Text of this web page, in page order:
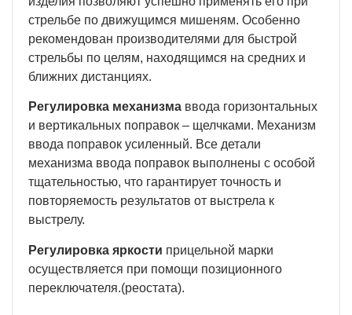
стрельбе по движущимся мишеням. Особенно
рекомендован производителями для быстрой
стрельбы по целям, находящимся на средних и
ближних дистанциях.
Регулировка механизма ввода горизонтальных
и вертикальных поправок – щелчками. Механизм
ввода поправок усиленный. Все детали
механизма ввода поправок выполнены с особой
тщательностью, что гарантирует точность и
повторяемость результатов от выстрела к
выстрелу.
Регулировка яркости прицельной марки
осуществляется при помощи позиционного
переключателя.(реостата).